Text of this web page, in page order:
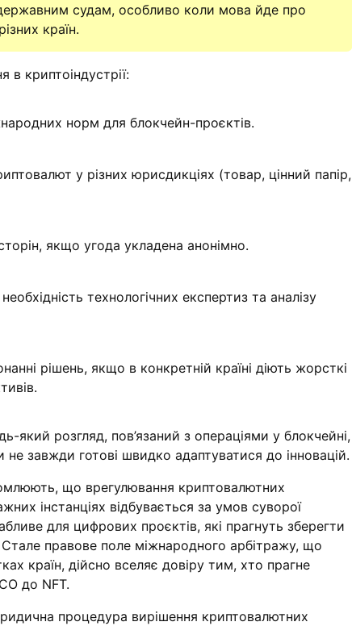
судам, особливо коли мова йде про
країн.
в криптоіндустрії:
норм для блокчейн-проєктів.
у різних юрисдикціях (товар, цінний папір,
якщо угода укладена анонімно.
технологічних експертиз та аналізу
рішень, якщо в конкретній країні діють жорсткі
який розгляд, пов’язаний з операціями у блокчейні,
не завжди готові швидко адаптуватися до інновацій.
що врегулювання криптовалютних
інстанціях відбувається за умов суворої
для цифрових проєктів, які прагнуть зберегти
правове поле міжнародного арбітражу, що
країн, дійсно вселяє довіру тим, хто прагне
до NFT.
процедура вирішення криптовалютних